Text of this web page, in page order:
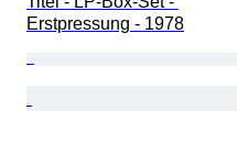
Erstpressung - 1978